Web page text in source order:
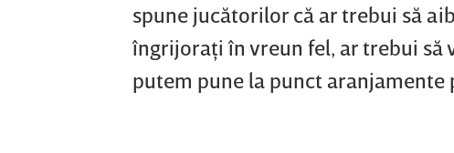
spune jucătorilor că ar trebui să
îngrijoraţi în vreun fel, ar trebui să
putem pune la punct aranjamente